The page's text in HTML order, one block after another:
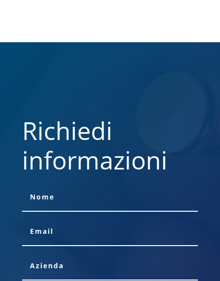
Richiedi
informazioni